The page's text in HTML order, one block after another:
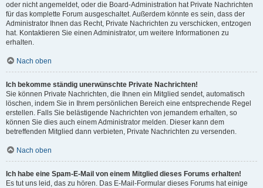
oder nicht angemeldet, oder die Board-Administration hat Private Nachrichten
für das komplette Forum ausgeschaltet. Außerdem könnte es sein, dass der
Administrator Ihnen das Recht, Private Nachrichten zu verschicken, entzogen
hat. Kontaktieren Sie einen Administrator, um weitere Informationen zu
erhalten.
Nach oben
Ich bekomme ständig unerwünschte Private Nachrichten!
Sie können Private Nachrichten, die Ihnen ein Mitglied sendet, automatisch
löschen, indem Sie in Ihrem persönlichen Bereich eine entsprechende Regel
erstellen. Falls Sie belästigende Nachrichten von jemandem erhalten, so
können Sie dies auch einem Administrator melden. Dieser kann dem
betreffenden Mitglied dann verbieten, Private Nachrichten zu versenden.
Nach oben
Ich habe eine Spam-E-Mail von einem Mitglied dieses Forums erhalten!
Es tut uns leid, das zu hören. Das E-Mail-Formular dieses Forums hat einige